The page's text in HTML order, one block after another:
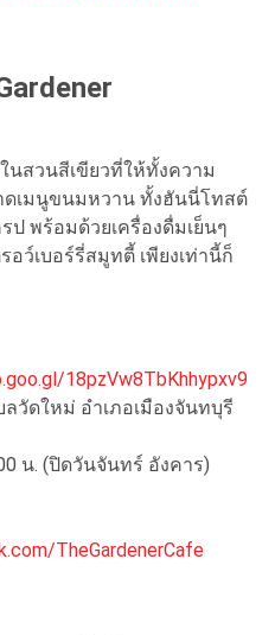
ในสวนสีเขียวที่ให้ทั้งความ
เมนูขนมหวาน ทั้งฮันนี่โทสต์
ป พร้อมด้วยเครื่องดื่มเย็นๆ
ว์เบอร์รี่สมูทตี้ เพียงเท่านี้ก็
18pzVw8TbKhhypxv9
วัดใหม่ อำเภอเมืองจันทบุรี
น. (ปิดวันจันทร์ อังคาร)
TheGardenerCafe